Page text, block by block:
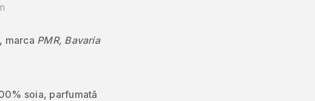
marca PMR, Bavaria
soia, parfumată